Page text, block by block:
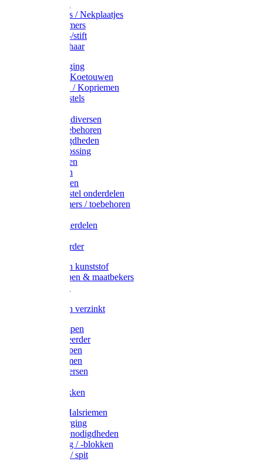
Halsplaatjes / Nekplaatjes
Kokernummers
Merkspray-/stift
Veemerkschaar
Uierverzorging
Halsters & Koetouwen
Halsriemen / Kopriemen
Koerugborstels
Koe / Stier diversen
Melkers toebehoren
Stalbenodigdheden
Kalververlossing
Stierenringen
Onthoornen
Kalverflessen
Koerugborstel onderdelen
Kalveremmers / toebehoren
Koelift onderdelen
Uieronthaarder
Voerbakken kunststof
Voerscheppen & maatbekers
Voerbakken verzinkt
Warmtelampen
Staartcoupeerder
Biggenkappen
Neuskrammen
Varken diversen
Varkensbakken
Halsters / Halsriemen
Hoefverzorging
Lammer benodigdheden
Ramdektuig / -blokken
Vastzetpen / spit